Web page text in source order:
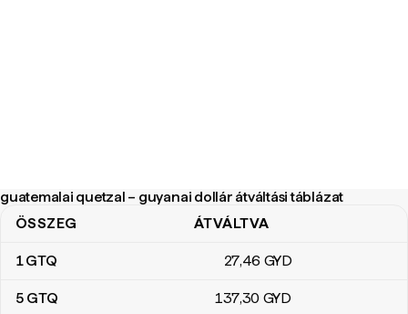
guatemalai quetzal – guyanai dollár átváltási táblázat
guatemalai quetzal – guyanai dollár átváltási táblázat
ÖSSZEG ÁTVÁLTVA
1GTQ 27,46 GYD
5 GTQ 137,30 GYD